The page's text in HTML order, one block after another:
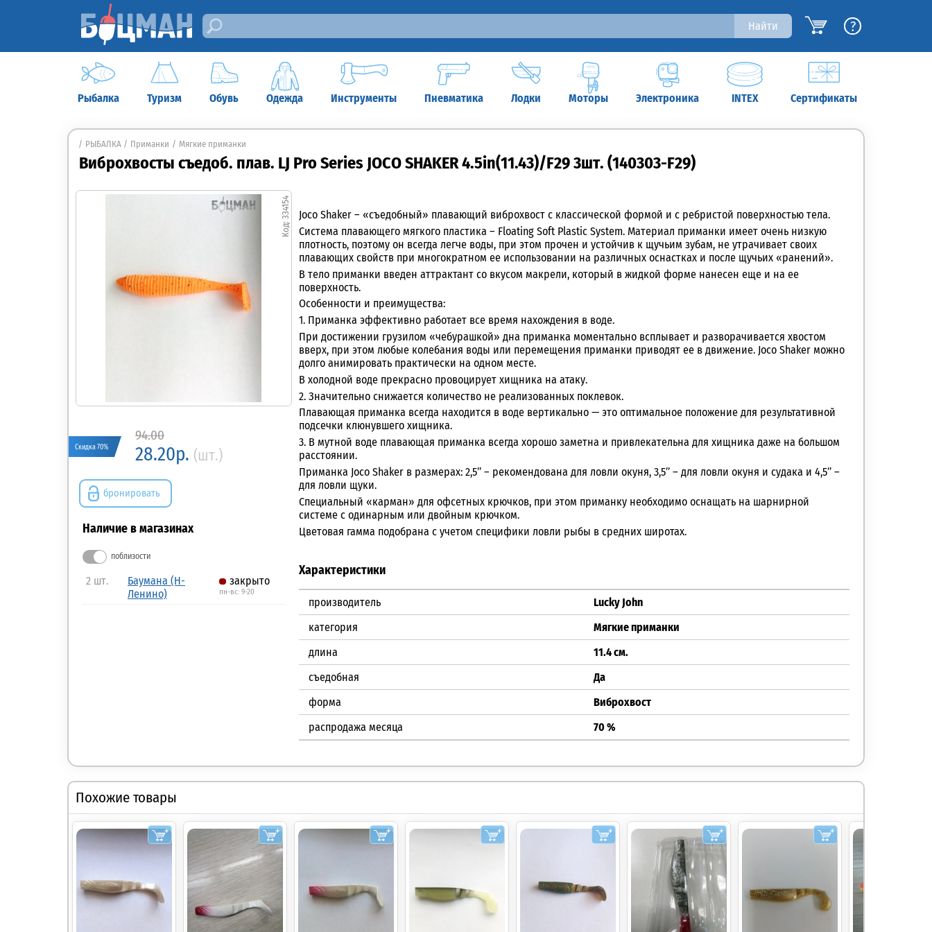
Найти ?
Рыбалка Туризм Обувь Одежда Инструменты Пневматика Лодки Моторы Электроника INTEX Сертификаты
РЫБАЛКА Приманки Мягкие приманки
Виброхвосты съедоб. плав. LJ Pro Series JOCO SHAKER 4.5in(11.43)/F29 3шт. (140303-F29)
334154
Скидка 70%
94.00
28.20р. (шт.)
бронировать
Наличие в магазинах
поблизости
2 шт.
Баумана (Н-
Ленино)
закрыто
пн-вс: 9-20
Joco Shaker – «съедобный» плавающий виброхвост с классической формой и с ребристой поверхностью тела.
Система плавающего мягкого пластика – Floating Soft Plastic System. Материал приманки имеет очень низкую
плотность, поэтому он всегда легче воды, при этом прочен и устойчив к щучьим зубам, не утрачивает своих
плавающих свойств при многократном ее использовании на различных оснастках и после щучьих «ранений».
В тело приманки введен аттрактант со вкусом макрели, который в жидкой форме нанесен еще и на ее
поверхность.
Особенности и преимущества:
1. Приманка эффективно работает все время нахождения в воде.
При достижении грузилом «чебурашкой» дна приманка моментально всплывает и разворачивается хвостом
вверх, при этом любые колебания воды или перемещения приманки приводят ее в движение. Joco Shaker можно
долго анимировать практически на одном месте.
В холодной воде прекрасно провоцирует хищника на атаку.
2. Значительно снижается количество не реализованных поклевок.
Плавающая приманка всегда находится в воде вертикально — это оптимальное положение для результативной
подсечки клюнувшего хищника.
3. В мутной воде плавающая приманка всегда хорошо заметна и привлекательна для хищника даже на большом
расстоянии.
Приманка Joco Shaker в размерах: 2,5’’ – рекомендована для ловли окуня, 3,5’’ – для ловли окуня и судака и 4,5’’ –
для ловли щуки.
Специальный «карман» для офсетных крючков, при этом приманку необходимо оснащать на шарнирной
системе с одинарным или двойным крючком.
Цветовая гамма подобрана с учетом специфики ловли рыбы в средних широтах.
Характеристики
производитель
Lucky John
категория
Мягкие приманки
длина
11.4 см.
съедобная
Да
форма
Виброхвост
распродажа месяца
70 %
Похожие товары